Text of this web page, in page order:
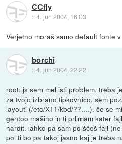
CCfly
::4. jun 2004, 16:03
Verjetno moraš samo default fonte
borchi
::4. jun 2004, 22:22
root: js sem mel isti problem. treba
za tvojo izbrano tipkovnico. sem
layouti (/etc/X11/kbd/??....). če se
gentoo mašino in ti prlimam kater
nardit. lahko pa sam poiščeš fajl
pol ti bo pa takoj jasno kaj je treba